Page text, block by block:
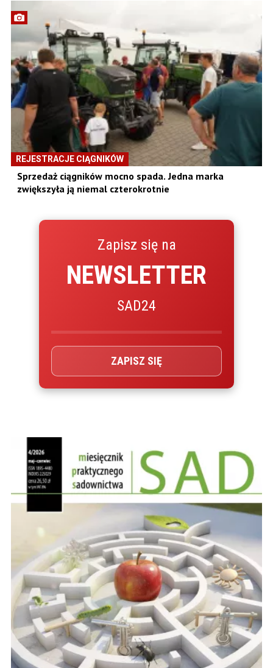
REJESTRACJE CIĄGNIKÓW
Sprzedaż ciągników mocno spada. Jedna marka
zwiększyła ją niemal czterokrotnie
Zapisz się na
NEWSLETTER
SAD24
ZAPISZ SIĘ